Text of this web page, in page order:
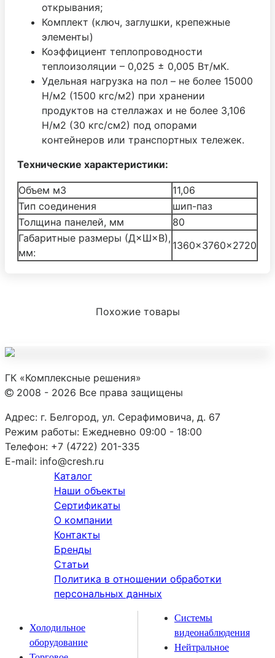
открывания;
Комплект (ключ, заглушки, крепежные
элементы)
Коэффициент теплопроводности
теплоизоляции – 0,025 ± 0,005 Вт/мК.
Удельная нагрузка на пол – не более 15000
Н/м2 (1500 кгс/м2) при хранении
продуктов на стеллажах и не более 3,106
Н/м2 (30 кгс/см2) под опорами
контейнеров или транспортных тележек.
Технические характеристики:
Объем м3
11,06
Тип соединения
шип-паз
Толщина панелей, мм
80
Габаритные размеры (Д×Ш×В),
мм:
1360×3760×2720
Похожие товары
ГК «Комплексные решения»
2008 - 2026 Все права защищены
Адрес: г. Белгород, ул. Серафимовича, д. 67
Режим работы: Ежедневно 09:00 - 18:00
Телефон: +7 (4722) 201-335
E-mail: info@cresh.ru
Каталог
Наши объекты
Сертификаты
О компании
Контакты
Бренды
Статьи
Политика в отношении обработки
персональных данных
Холодильное
оборудование
Системы
видеонаблюдения
Нейтральное